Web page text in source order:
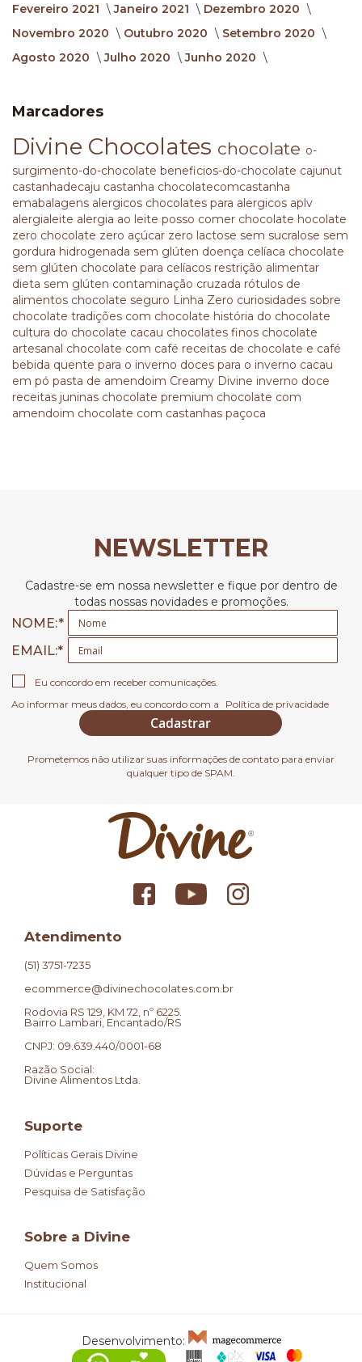
Fevereiro 2021
Janeiro 2021
Dezembro 2020
Novembro 2020
Outubro 2020
Setembro 2020
Agosto 2020
Julho 2020 Junho 2020
Marcadores
Divine Chocolates chocolate o-
surgimento-do-chocolate beneficios-do-chocolate cajunut
castanhadecaju castanha chocolatecomcastanha
emabalagens alergicos chocolates para alergicos aplv
alergialeite alergia ao leite posso comer chocolate hocolate
zero chocolate zero açúcar zero lactose sem sucralose sem
gordura hidrogenada sem glúten doença celíaca chocolate
sem glúten chocolate para celíacos restrição alimentar
dieta sem glúten contaminação cruzada rótulos de
alimentos chocolate seguro Linha Zero curiosidades sobre
chocolate tradições com chocolate história do chocolate
cultura do chocolate cacau chocolates finos chocolate
artesanal chocolate com café receitas de chocolate e café
bebida quente para o inverno doces para o inverno cacau
em pó pasta de amendoim Creamy Divine inverno doce
receitas juninas chocolate premium chocolate com
amendoim chocolate com castanhas paçoca
NEWSLETTER
Cadastre-se em nossa newsletter e fique por dentro de
todas nossas novidades e promoções.
NOME:
EMAIL
Eu concordo em receber comunicações.
Ao informar meus dados, eu concordo com a
Política de privacidade
Cadastrar
Prometemos não utilizar suas informações de contato para enviar
qualquer tipo de SPAM.
Atendimento
(51) 3751-7235
ecommerce@divinechocolates.com.br
Rodovia RS 129, KM 72, nº 6225.
Bairro Lambari, Encantado/RS
CNPJ: 09.639.440/0001-68
Razão Social:
Divine Alimentos Ltda.
Suporte
Políticas Gerais Divine
Dúvidas e Perguntas
Pesquisa de Satisfação
Sobre a Divine
Quem Somos
Institucional
Desenvolvimento: